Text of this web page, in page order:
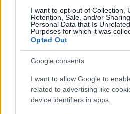
I want to opt-out of Collection,
Retention, Sale, and/or
Personal Data that Is
Purposes for which it was
Opted Out
Google consents
I want to allow Google to
related to advertising like
device identifiers in apps.
Sei già abbonato?
Puoi effettuare l'accesso
sezioneLogin
cliccandoqui
TEMI: Sindaco Santa Teresa